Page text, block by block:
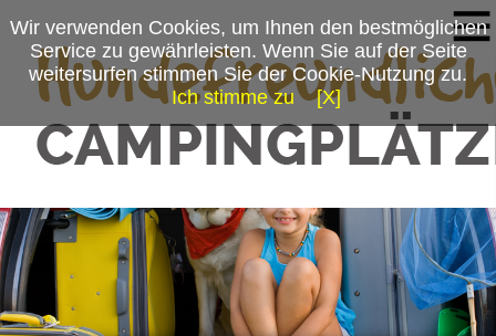
Wir verwenden Cookies, um Ihnen den bestmöglichen
Service zu gewährleisten. Wenn Sie auf der Seite
weitersurfen stimmen Sie der Cookie-Nutzung zu.
Ich stimme zu
[X]